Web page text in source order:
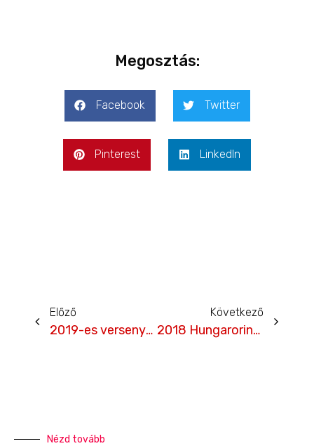
Megosztás:
Facebook Twitter
Pinterest LinkedIn
Előző
2019-es versenynaptár
Következő
2018 Hungaroring 1. – fotók
Nézd tovább